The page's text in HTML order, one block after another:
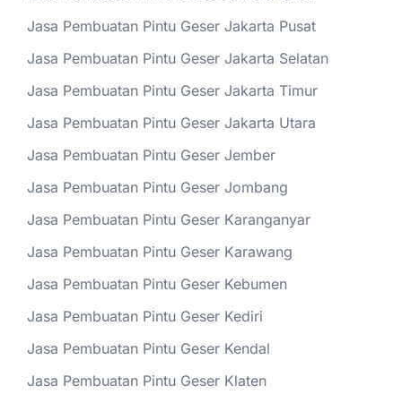
Jasa Pembuatan Pintu Geser Jakarta Pusat
Jasa Pembuatan Pintu Geser Jakarta Selatan
Jasa Pembuatan Pintu Geser Jakarta Timur
Jasa Pembuatan Pintu Geser Jakarta Utara
Jasa Pembuatan Pintu Geser Jember
Jasa Pembuatan Pintu Geser Jombang
Jasa Pembuatan Pintu Geser Karanganyar
Jasa Pembuatan Pintu Geser Karawang
Jasa Pembuatan Pintu Geser Kebumen
Jasa Pembuatan Pintu Geser Kediri
Jasa Pembuatan Pintu Geser Kendal
Jasa Pembuatan Pintu Geser Klaten